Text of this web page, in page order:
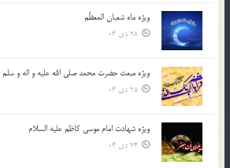
ویژه ماه شعبان المعظّم
28 دی 04
ویژه مبعث حضرت محمد صلی الله علیه و اله و سلم
25 دی 04
ویژه شهادت امام موسی کاظم علیه السلام
24 دی 04